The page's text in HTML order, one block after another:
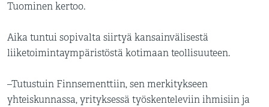
Tuominen kertoo.
Aika tuntui sopivalta siirtyä kansainvälisestä
liiketoimintaympäristöstä kotimaan teollisuuteen.
–Tutustuin Finnsementtiin, sen merkitykseen
yhteiskunnassa, yrityksessä työskenteleviin ihmisiin ja